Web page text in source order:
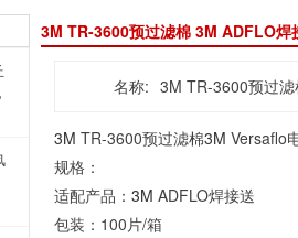
3M TR-3600预过滤棉 3M ADFLO焊
名称: 3M TR-3600预过
3M TR-3600预过滤棉3M Versaflo
规格：
适配产品： 3M ADFLO焊接送
包装：100片/箱